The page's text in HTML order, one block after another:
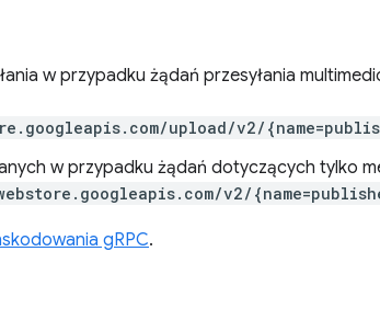
w przypadku żądań przesyłania
upload/v2/
w przypadku żądań dotyczących tylko
v2/
gRPC.